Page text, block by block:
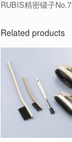
RUBIS精密镊子
Related products